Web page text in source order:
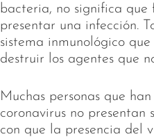
bacteria, no significa que
presentar una infección.
sistema inmunológico
destruir los agentes que
Muchas personas que
coronavirus no presentan
con que la presencia del